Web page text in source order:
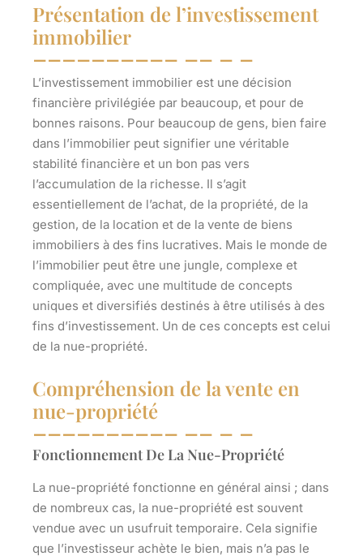
Présentation de l’investissement
immobilier
L’investissement immobilier est une décision
financière privilégiée par beaucoup, et pour de
bonnes raisons. Pour beaucoup de gens, bien faire
dans l’immobilier peut signifier une véritable
stabilité financière et un bon pas vers
l’accumulation de la richesse. Il s’agit
essentiellement de l’achat, de la propriété, de la
gestion, de la location et de la vente de biens
immobiliers à des fins lucratives. Mais le monde de
l’immobilier peut être une jungle, complexe et
compliquée, avec une multitude de concepts
uniques et diversifiés destinés à être utilisés à des
fins d’investissement. Un de ces concepts est celui
de la nue-propriété.
Compréhension de la vente en
nue-propriété
Fonctionnement De La Nue-Propriété
La nue-propriété fonctionne en général ainsi ; dans
de nombreux cas, la nue-propriété est souvent
vendue avec un usufruit temporaire. Cela signifie
que l’investisseur achète le bien, mais n’a pas le